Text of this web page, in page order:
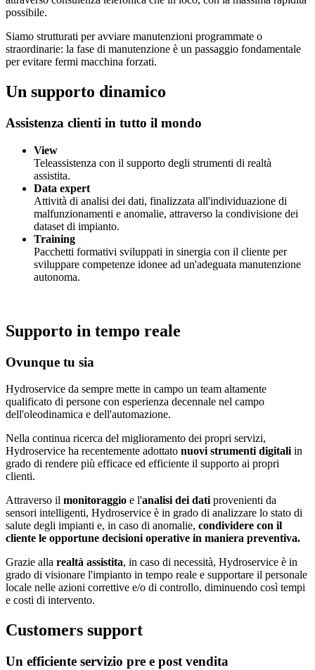
possibile.
Siamo strutturati per avviare manutenzioni programmate o
straordinarie: la fase di manutenzione è un passaggio fondamentale
per evitare fermi macchina forzati.
Un supporto dinamico
Assistenza clienti in tutto il mondo
View
Teleassistenza con il supporto degli strumenti di realtà
assistita.
Data expert
Attività di analisi dei dati, finalizzata all'individuazione di
malfunzionamenti e anomalie, attraverso la condivisione dei
dataset di impianto.
Training
Pacchetti formativi sviluppati in sinergia con il cliente per
sviluppare competenze idonee ad un'adeguata manutenzione
autonoma.
Supporto in tempo reale
Ovunque tu sia
Hydroservice da sempre mette in campo un team altamente
qualificato di persone con esperienza decennale nel campo
dell'oleodinamica e dell'automazione.
Nella continua ricerca del miglioramento dei propri servizi,
Hydroservice ha recentemente adottato nuovi strumenti digitaliin
grado di rendere più efficace ed efficiente il supporto ai propri
clienti.
Attraverso il monitoraggio e l'analisi dei datiprovenienti da
sensori intelligenti, Hydroservice è in grado di analizzare lo stato di
salute degli impianti e, in caso di anomalie, condividere con il
cliente le opportune decisioni operative in maniera preventiva.
Grazie alla realtà assistita, in caso di necessità, Hydroservice è in
grado di visionare l'impianto in tempo reale e supportare il personale
locale nelle azioni correttive e/o di controllo, diminuendo così tempi
e costi di intervento.
Customers support
Un efficiente servizio pre e post vendita